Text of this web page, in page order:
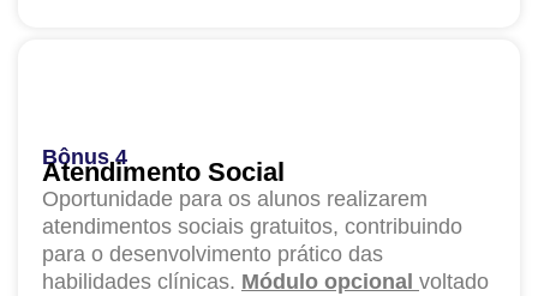
Bônus 4
Atendimento Social
Oportunidade para os alunos realizarem
atendimentos sociais gratuitos, contribuindo
para o desenvolvimento prático das
habilidades clínicas. Módulo opcional voltado